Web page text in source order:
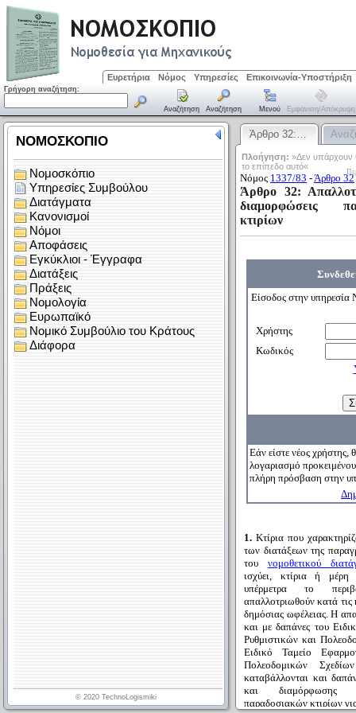
Ευρετήρια Νόμος Υπηρεσίες Επικοινωνία-Υποστήριξη
Γρήγορη αναζήτηση:
Αναζήτηση Αναζήτηση Μενού Εμφάνιση/απόκρυψη
Άρθρο 32:…